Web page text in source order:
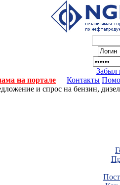
Забыл
на портале
Контакты
и спрос на бензин,